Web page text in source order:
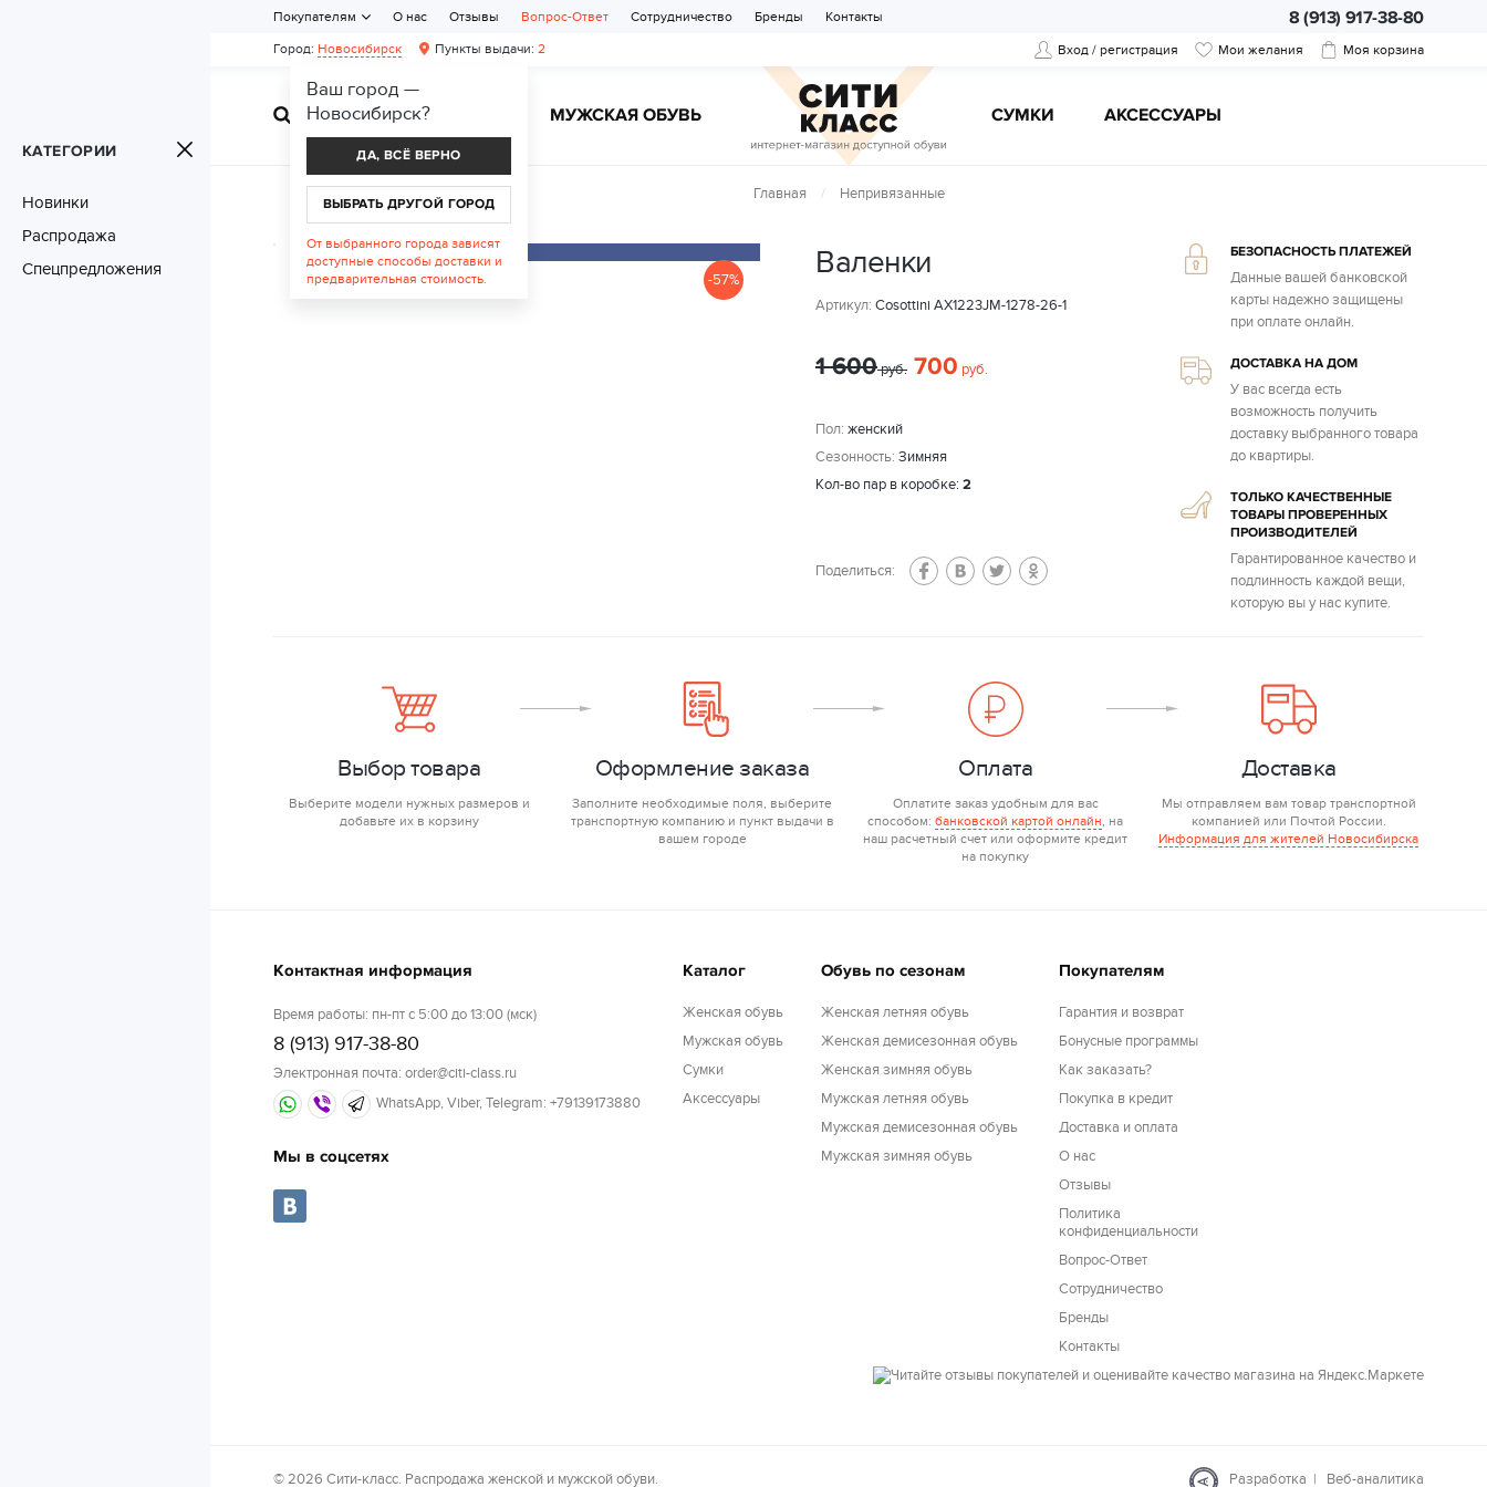
Вход / регистрация Мои желания Моя корзина
ЖЕНСКАЯ ОБУВЬ МУЖСКАЯ ОБУВЬ CУМКИ АКСЕССУАРЫ
Город: Новосибирск Пункты выдачи: 2
8 (913) 917-38-80
Покупателям О нас Отзывы Вопрос-Ответ Сотрудничество Бренды Контакты
КАТЕГОРИИ
Новинки
Распродажа
Спецпредложения
Главная Непривязанные
-57% Валенки
Артикул: Cosottini AX1223JM-1278-26-1
1 600руб. 700 руб.
Пол: женский
Сезонность: Зимняя
Кол-во пар в коробке: 2
Поделиться:
БЕЗОПАСНОСТЬ ПЛАТЕЖЕЙ
Данные вашей банковской
карты надежно защищены
при оплате онлайн.
ДОСТАВКА НА ДОМ
У вас всегда есть
возможность получить
доставку выбранного товара
до квартиры.
ТОЛЬКО КАЧЕСТВЕННЫЕ
ТОВАРЫ ПРОВЕРЕННЫХ
ПРОИЗВОДИТЕЛЕЙ
Гарантированное качество и
подлинность каждой вещи,
которую вы у нас купите.
Выбор товара
Выберите модели нужных размеров и
добавьте их в корзину
Оформление заказа
Заполните необходимые поля, выберите
транспортную компанию и пункт выдачи в
вашем городе
Оплата
Оплатите заказ удобным для вас
способом: банковской картой онлайн, на
наш расчетный счет или оформите кредит
на покупку
Доставка
Мы отправляем вам товар транспортной
компанией или Почтой России.
Информация для жителей Новосибирска
Контактная информация
Время работы: пн-пт с 5:00 до 13:00 (мск)
8 (913) 917-38-80
Электронная почта: order@citi-class.ru
WhatsApp, Viber, Telegram: +79139173880
Мы в соцсетях
Каталог
Женская обувь
Мужская обувь
Cумки
Аксессуары
Обувь по сезонам
Женская летняя обувь
Женская демисезонная обувь
Женская зимняя обувь
Мужская летняя обувь
Мужская демисезонная обувь
Мужская зимняя обувь
Покупателям
Гарантия и возврат
Бонусные программы
Как заказать?
Покупка в кредит
Доставка и оплата
О нас
Отзывы
Политика
конфиденциальности
Вопрос-Ответ
Сотрудничество
Бренды
Контакты
© 2026 Сити-класс. Распродажа женской и мужской обуви. Разработка | Веб-аналитика
Ваш город —
Новосибирск?
ДА, ВСЁ ВЕРНО
ВЫБРАТЬ ДРУГОЙ ГОРОД
От выбранного города зависят
доступные способы доставки и
предварительная стоимость.